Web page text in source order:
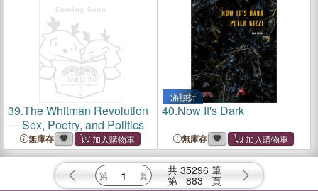
39.The Whitman Revolution
― Sex, Poetry, and Politics
無庫存
滿額折
40.Now It's Dark
無庫存
共 35296 筆
第 883 頁